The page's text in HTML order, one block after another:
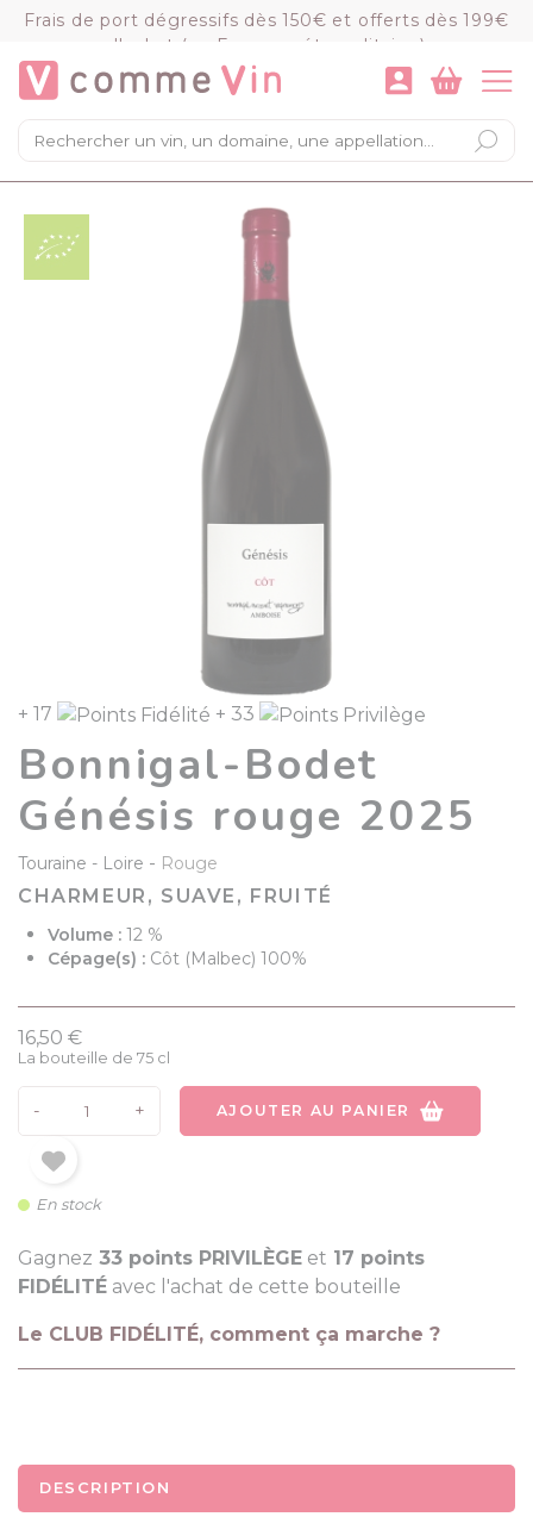
Frais de port dégressifs dès 150€ et offerts dès 199€
d'achat (en France métropolitaine)
×
Mon panier
Chargement du panier...
VOIR LE PANIER COMMANDER
+ 17 + 33
Bonnigal-Bodet
Génésis rouge 2025
Touraine Loire - Rouge
CHARMEUR, SUAVE, FRUITÉ
Volume : 12 %
Cépage(s) : Côt (Malbec) 100%
16,50 €
La bouteille de 75 cl
- + AJOUTER AU PANIER
En stock
Gagnez 33 points PRIVILÈGE et 17 points
FIDÉLITÉ avec l'achat de cette bouteille
Le CLUB FIDÉLITÉ, comment ça marche ?
DESCRIPTION
Panneau de gestion des cookies